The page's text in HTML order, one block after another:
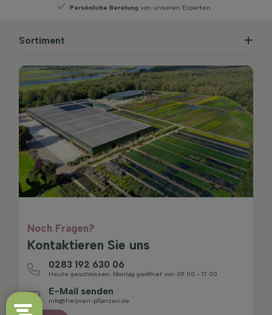
Persönliche Beratung von unseren Experten
Sortiment
Noch Fragen?
Kontaktieren Sie uns
0283 192 630 06
Heute geschlossen. Montag geöffnet von 09:00 - 17:00
E-Mail senden
info@heijnen-pflanzen.de